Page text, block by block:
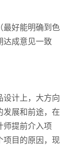
最好能明确到色
达成意见一致
设计上，大方向
发展和前途，在
师提前介入项
项目的原因，现